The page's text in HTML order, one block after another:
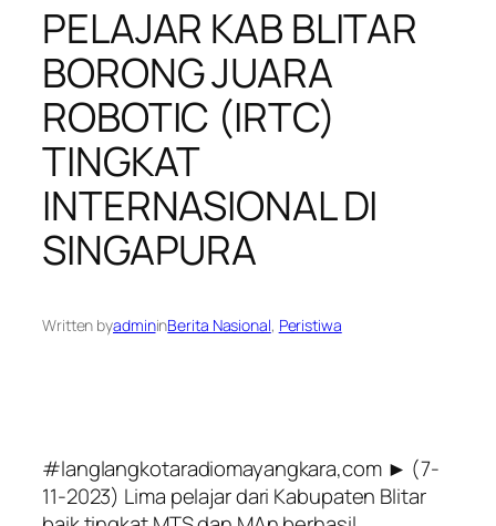
PELAJAR KAB BLITAR
BORONG JUARA
ROBOTIC (IRTC)
TINGKAT
INTERNASIONAL DI
SINGAPURA
Written byadmininBerita Nasional, Peristiwa
#langlangkotaradiomayangkara,com ► (7-
11-2023) Lima pelajar dari Kabupaten Blitar